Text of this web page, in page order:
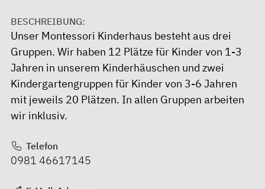
BESCHREIBUNG:
Unser Montessori Kinderhaus besteht aus drei
Gruppen. Wir haben 12 Plätze für Kinder von 1-3
Jahren in unserem Kinderhäuschen und zwei
Kindergartengruppen für Kinder von 3-6 Jahren
mit jeweils 20 Plätzen. In allen Gruppen arbeiten
wir inklusiv.
Telefon
0981 46617145